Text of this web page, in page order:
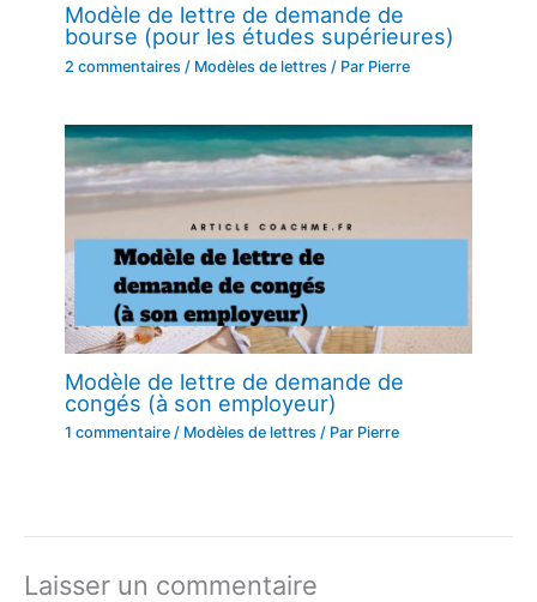
Modèle de lettre de demande de
bourse (pour les études supérieures)
2 commentaires / Modèles de lettres / Par Pierre
Modèle de lettre de demande de
congés (à son employeur)
1 commentaire / Modèles de lettres / Par Pierre
Laisser un commentaire